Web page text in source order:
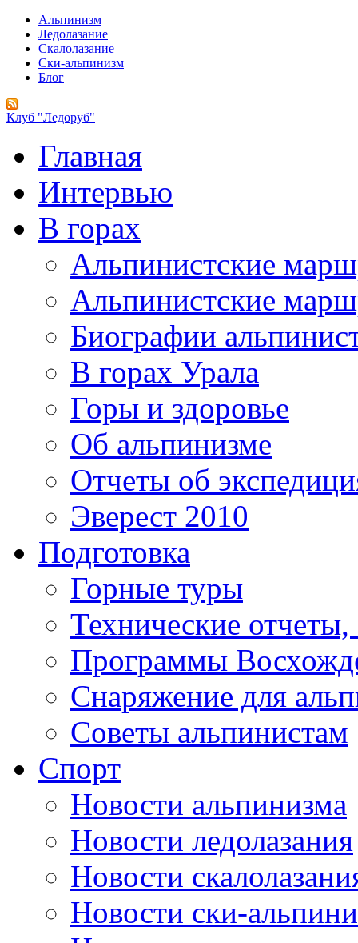
Альпинизм
Ледолазание
Скалолазание
Ски-альпинизм
Блог
Клуб "Ледоруб"
Главная
Интервью
В горах
Альпинистские
Альпинистские
Биографии
В горах Урала
Горы и здоровье
Об альпинизме
Отчеты об
Эверест 2010
Подготовка
Горные туры
Технические
Программы
Снаряжение для
Советы альпинистам
Спорт
Новости альпинизма
Новости ледолазания
Новости
Новости ски-